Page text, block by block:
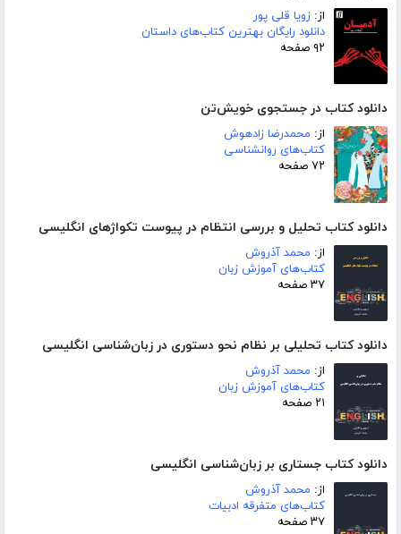
از: زویا قلی پور
دانلود رایگان بهترین کتاب‌های داستان
۹۲ صفحه
دانلود کتاب در جستجوی خویش‌تن
از: محمدرضا زادهوش
کتاب‌های روانشناسی
۷۲ صفحه
دانلود کتاب تحلیل و بررسی انتظام در پیوست تکواژهای انگلیسی
از: محمد آذروش
کتاب‌های آموزش زبان
۳۷ صفحه
دانلود کتاب تحلیلی بر نظام نحو دستوری در زبان‌شناسی انگلیسی
از: محمد آذروش
کتاب‌های آموزش زبان
۲۱ صفحه
دانلود کتاب جستاری بر زبان‌شناسی انگلیسی
از: محمد آذروش
کتاب‌های متفرقه ادبیات
۳۷ صفحه